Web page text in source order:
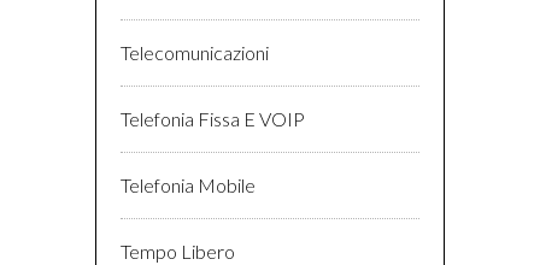
Telecomunicazioni
Telefonia Fissa E VOIP
Telefonia Mobile
Tempo Libero